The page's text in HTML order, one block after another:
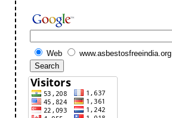
Web www.asbestosfreeindia.org